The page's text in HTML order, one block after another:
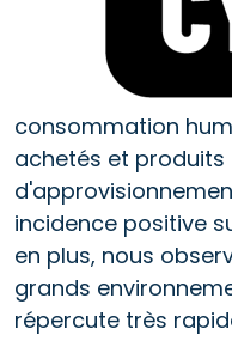
consommation
achetés et produits
incidence positive
en plus, nous
grands
répercute très